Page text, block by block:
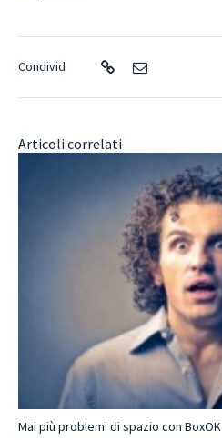
Condivid
Articoli correlati
Mai più problemi di spazio con BoxOK